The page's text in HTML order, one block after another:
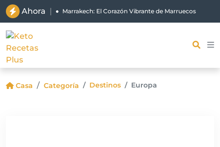
Ahora | Marrakech: El Corazón Vibrante de Marruecos
Casa Categoría Destinos Europa